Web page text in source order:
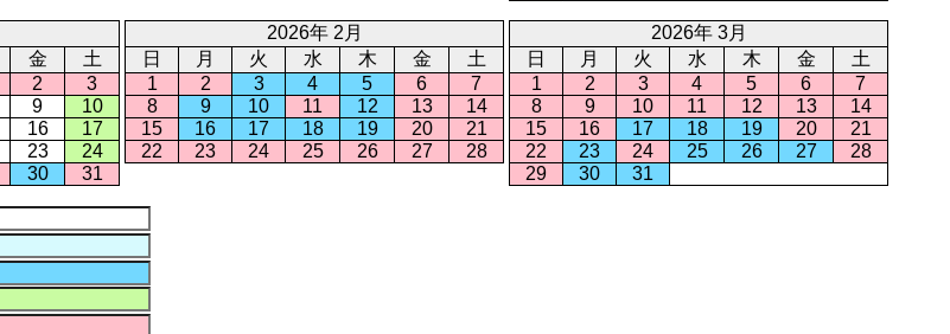
金
土
2
3
9
10
16
17
23
24
30 31
2026年 2月
日
月 火 水 木 金
土
1
2 3 4 5 6
7
8
9 10 11 12 13
14
15
16 17 18 19 20
21
22
23 24 25 26 27 28
2026年 3月
日
月 火 水 木 金
土
1
2 3 4 5 6
7
8
9 10 11 12 13
14
15
16 17 18 19 20
21
22
23 24 25 26 27
28
29
30 31